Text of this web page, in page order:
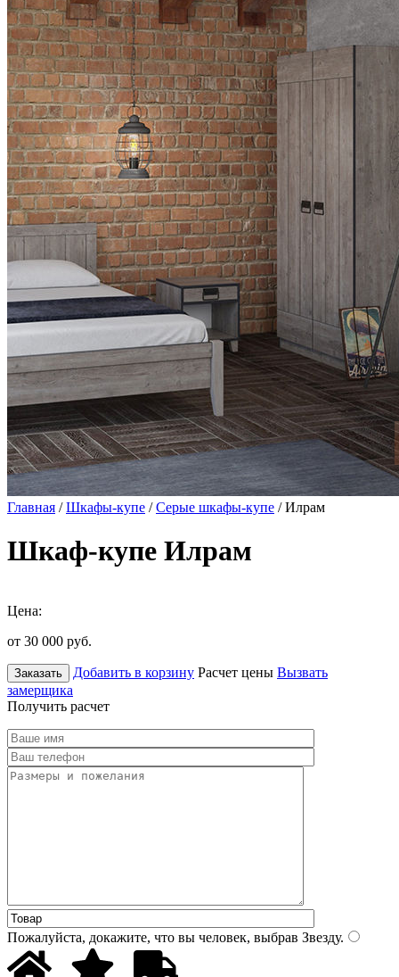
Главная /Шкафы-купе /Серые шкафы-купе / Илрам
Шкаф-купе Илрам
Цена:
от 30 000 руб.
Заказать Добавить в корзину Расчет цены Вызвать
замерщика
Получить расчет
Пожалуйста, докажите, что вы человек, выбрав Звезду.